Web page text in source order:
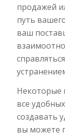
продажей
путь
ваш
Некоторые
все
создавать
вы можете